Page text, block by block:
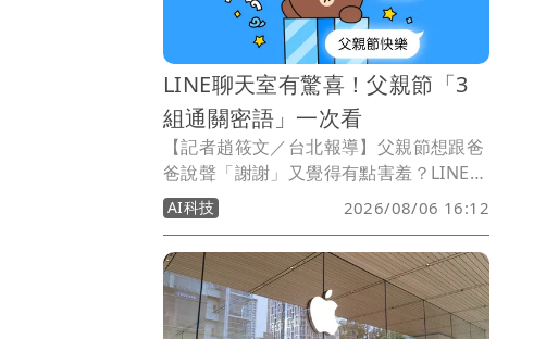
LINE聊天室有驚喜！父親節「3
組通關密語」一次看
【記者趙筱文／台北報導】父親節想跟爸
爸說聲「謝謝」又覺得有點害羞？LINE今
年準備了一個比較不尷尬的方式。LINE即
日起推出父親節限定聊天室特效，只要在
聊天室打出「爸爸」、「把拔」或「父親
節快樂」，就能觸發限定動畫，活動一路
持續至8月11日上午10時。
AI科技 2026/08/06 16:12